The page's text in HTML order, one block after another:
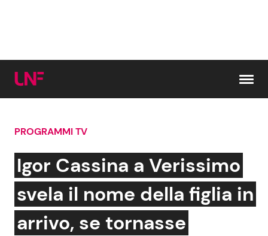
Cerca:
News e Cronaca
Attualità Italiana
Gossip e TV
Bellezze VIP
PROGRAMMI TV
Igor Cassina a Verissimo
svela il nome della figlia in
arrivo, se tornasse